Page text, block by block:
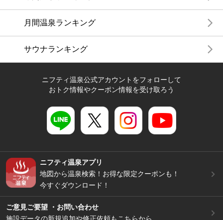
月間温泉ランキング
サウナランキング
ニフティ温泉公式アカウントをフォローして
おトク情報やクーポン情報を受け取ろう
ニフティ温泉アプリ
地図から温泉検索！お得な限定クーポンも！
今すぐダウンロード！
ご意見ご要望 ・お問い合わせ